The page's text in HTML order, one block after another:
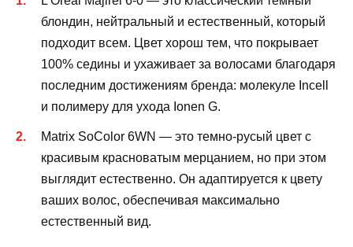
блондин, нейтральный и естественный, который
подходит всем. Цвет хорош тем, что покрывает
100% седины и ухаживает за волосами благодаря
последним достижениям бренда: молекуле Incell
и полимеру для ухода Ionen G.
Matrix SoColor 6WN — это темно-русый цвет с
красивым красноватым мерцанием, но при этом
выглядит естественно. Он адаптируется к цвету
ваших волос, обеспечивая максимально
естественный вид.